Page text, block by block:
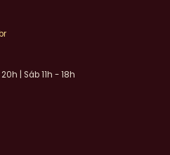
| Sáb 11h - 18h